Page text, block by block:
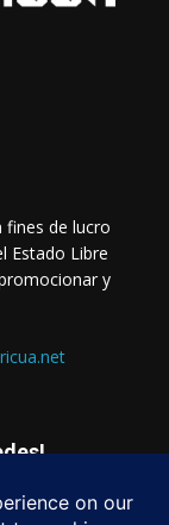
fines de lucro
Estado Libre
y